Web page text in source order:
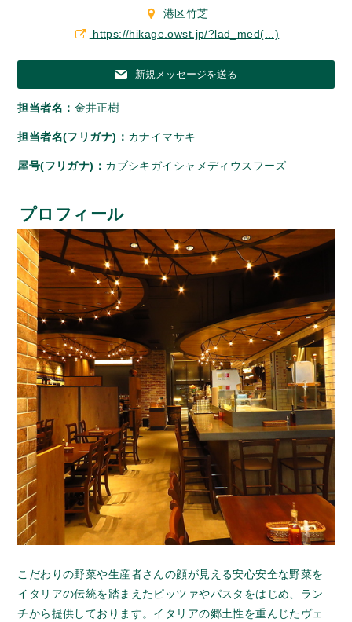
港区竹芝
https://hikage.owst.jp/?lad_med(...)
新規メッセージを送る
担当者名： 金井正樹
担当者名(フリガナ)： カナイマサキ
屋号(フリガナ)： カブシキガイシャメディウスフーズ
プロフィール
こだわりの野菜や生産者さんの顔が見える安心安全な野菜を
イタリアの伝統を踏まえたピッツァやパスタをはじめ、ラン
チから提供しております。イタリアの郷土性を重んじたヴェ